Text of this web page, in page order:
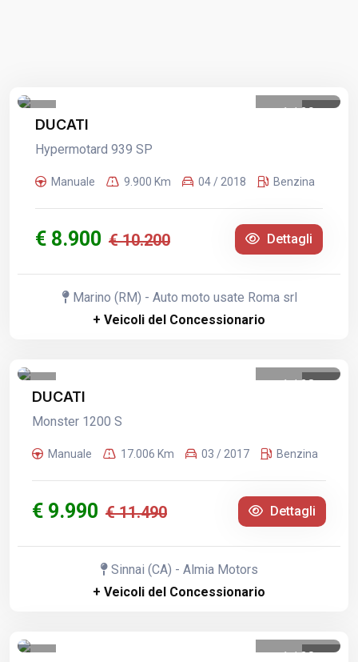
1 /29
DUCATI
Hypermotard 939 SP
Manuale 9.900 Km 04 / 2018 Benzina
€ 8.900 € 10.200 Dettagli
Marino (RM) - Auto moto usate Roma srl
+ Veicoli del Concessionario
1 /28
DUCATI
Monster 1200 S
Manuale 17.006 Km 03 / 2017 Benzina
€ 9.990 € 11.490 Dettagli
Sinnai (CA) - Almia Motors
+ Veicoli del Concessionario
1 /30